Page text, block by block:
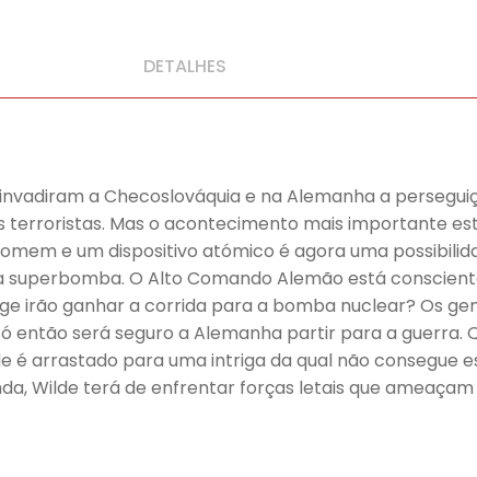
DETALHES
invadiram a Checoslováquia e na Alemanha a
terroristas. Mas o acontecimento mais importante
e um dispositivo atómico é agora uma
superbomba. O Alto Comando Alemão está
irão ganhar a corrida para a bomba nuclear? Os
então será seguro a Alemanha partir para a
é arrastado para uma intriga da qual não consegue
Wilde terá de enfrentar forças letais que